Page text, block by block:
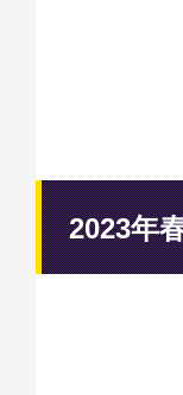
2023年